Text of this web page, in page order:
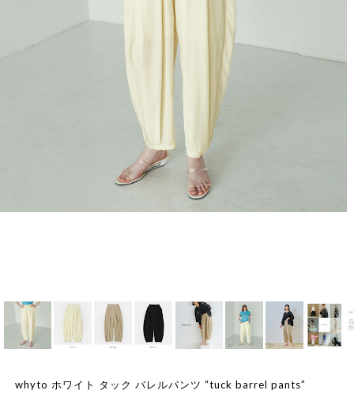
whyto ホワイト タック バレルパンツ “tuck barrel pants”